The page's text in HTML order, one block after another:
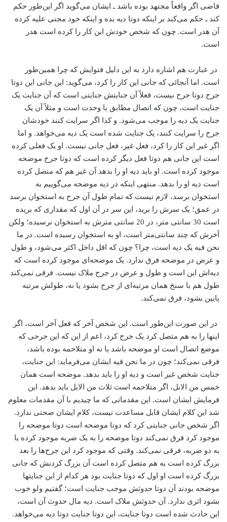
قاضی اگر واقعاً مجتهد بوده باشد ـ ایشان می‌گوید اگر این‌طور حکم
کند ـ حکم می‌کند بر اینکه دوتا دیه بده و اینکه خود مجنی علیه کرده
آن هدر است. چون که شخص خودش این کار را کرده است هدر
است.
در عبارت هم اشاره دارد به این دلیل فتوایش که چرا همین‌طور
است. اما آنجائی که جانی این کار را کرد، می‌گوید: این جانی این دوتا
جرح دوتا جرح نیست، فعلاً آن جنایتش جنایتی است که آن جنایت یک
جنایت است، چون که اتصال مطابق با وحدت است و مثلاً آن یک
جنایت یک دیه را موجب می‌شود. و کذا اگر سرایت کنند خودشان
جرح را سرایت کنند، یک جنایت شده است یک دیه می‌خواهد. و اما
اگر غیر این کار را کرد، فعل غیر، فعل جانی نیست. او یک فعلی کرده
است این جانی هم دوتا فعل دیگر کرده است که دوتا جرح موضحه
موجود کرده است. او باید دیه او را بدهد آن غیر هم که متصل کرده
است دیه او را بدهد. منتهی اینکه در دیه موضحه می‌گوییم به
استخوان برسد، لازم نیست که تمام طول آن جرح به استخوان برسد
در عمق؛ یک سرش را برید، این سر در آن اول که مقداری که بریده
است 30 سانتی متر، در 20 سانتی مترش به استخوان نرسیده؛ ولکن
آخرش که چند سانتی‌متر است، او به استخوان رسیده است. در ما
نحن فیه یک دیه است، چرا؟ چون که اقل داخل اکثر می‌شود، و طول
و عرض در موضحه فرق ندارد. یک موضحه‌ای موجود کرده است که
دیه‌اش این است و طول و عرض در جرح ملاک نیست. فرقی نمی‌کند
طول هم با سنخ همان مرتبه‌ای از جرح بشود یا نه، طولش مرتبه
پایین بشود، فرق نمی‌کند.
در این صورت این‌طور است. این شخص آخر که فعل آخر است، اگر
اینها را به هم متصل کرد یک جرح کرد، اعم از این که این جرحی که
موضع اتصال است او موضحه باشد یا نه او متلاحمه بوده باشد،
فرقی نمی‌کند؛ چون در ما نحن فیه ایشان می‌فرماید: این جنایت،
جنایت شخص غیر است و دیه او را باید بدهد. موضحه است همان
خمس من الابل، اگر متلاحمه است ثلاث من الابل باید بدهد. این
فرمایش ایشان است. این مقدماتی که ما چیدیم با آن مقدمات معلوم
شد این کلام ایشان قابل مساعدت نیست، کلام ایشان صحتی ندارد.
اگر شخص جانی جنایتی کرد که دوتا موضحه است دوتا موضحه را
موجود کرد فرق نمی‌کند دوتا موضحه را به یک ضربه موجود کرده یا
به دو ضربه، فرقی نمی‌کند. وقتی که موجود کرد این جرح‌ها را بعد
بزرگ کرده است به هم متصل کرده است آن بزرگ کردنش که جانی
بزرگ کرده است او اول که دوتا جنایت بود هر کدام از این جنایتها
موضحه بودند آن دوتا حدوثش موجب جنایت است؛ گفتیم ولو خوب
بشود اثری ندارد. آن حدوثش ملاک است. دیه مال حدوث آن است،
این حادث شده است دوتا جنایت، این دوتا جنایت دوتا دیه می‌خواهد.